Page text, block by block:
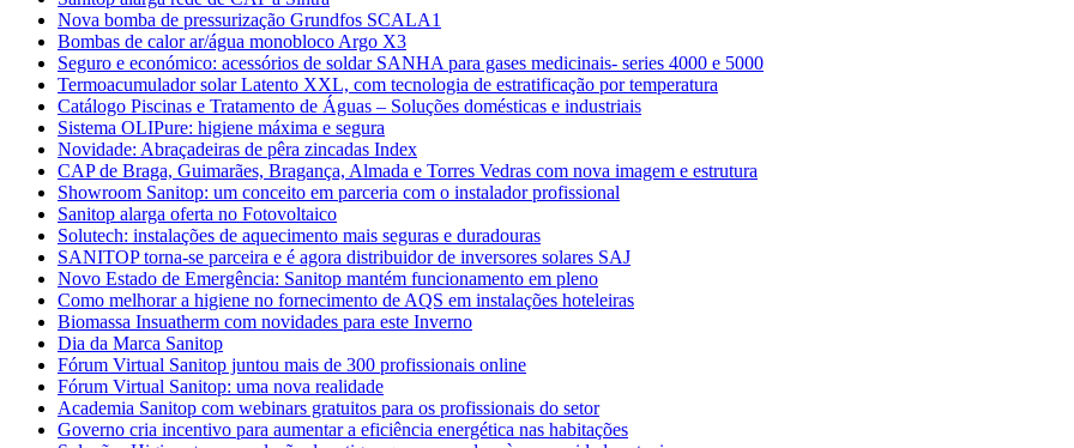
Nova bomba de pressurização Grundfos SCALA1
Bombas de calor ar/água monobloco Argo X3
Seguro e económico: acessórios de soldar SANHA para gases medicinais- series 4000 e 5000
Termoacumulador solar Latento XXL, com tecnologia de estratificação por temperatura
Catálogo Piscinas e Tratamento de Águas – Soluções domésticas e industriais
Sistema OLIPure: higiene máxima e segura
Novidade: Abraçadeiras de pêra zincadas Index
CAP de Braga, Guimarães, Bragança, Almada e Torres Vedras com nova imagem e estrutura
Showroom Sanitop: um conceito em parceria com o instalador profissional
Sanitop alarga oferta no Fotovoltaico
Solutech: instalações de aquecimento mais seguras e duradouras
SANITOP torna-se parceira e é agora distribuidor de inversores solares SAJ
Novo Estado de Emergência: Sanitop mantém funcionamento em pleno
Como melhorar a higiene no fornecimento de AQS em instalações hoteleiras
Biomassa Insuatherm com novidades para este Inverno
Dia da Marca Sanitop
Fórum Virtual Sanitop juntou mais de 300 profissionais online
Fórum Virtual Sanitop: uma nova realidade
Academia Sanitop com webinars gratuitos para os profissionais do setor
Governo cria incentivo para aumentar a eficiência energética nas habitações